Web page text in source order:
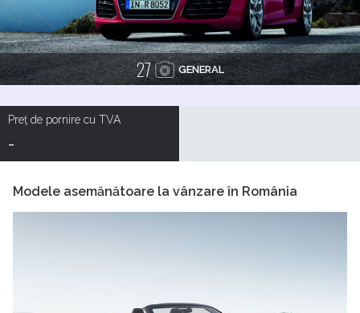
27 GENERAL
Preț de pornire cu TVA
-
Modele asemănătoare la vânzare în România